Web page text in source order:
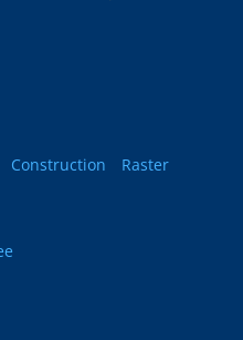
Construction
Raster